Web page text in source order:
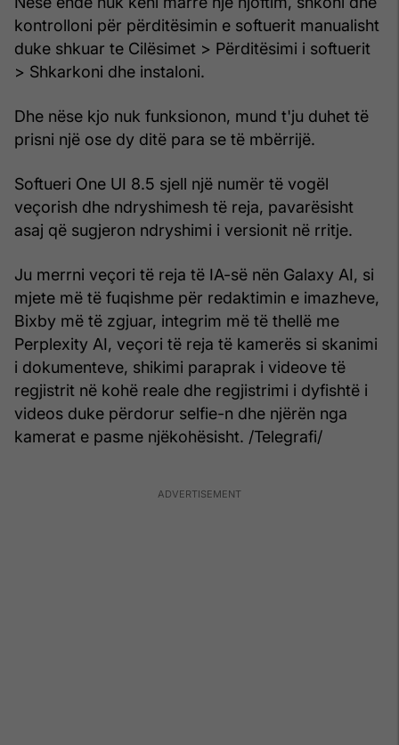
kontrolloni për përditësimin e softuerit manualisht
duke shkuar te Cilësimet > Përditësimi i softuerit
> Shkarkoni dhe instaloni.
Dhe nëse kjo nuk funksionon, mund t'ju duhet të
prisni një ose dy ditë para se të mbërrijë.
Softueri One UI 8.5 sjell një numër të vogël
veçorish dhe ndryshimesh të reja, pavarësisht
asaj që sugjeron ndryshimi i versionit në rritje.
Ju merrni veçori të reja të IA-së nën Galaxy AI, si
mjete më të fuqishme për redaktimin e imazheve,
Bixby më të zgjuar, integrim më të thellë me
Perplexity AI, veçori të reja të kamerës si skanimi
i dokumenteve, shikimi paraprak i videove të
regjistrit në kohë reale dhe regjistrimi i dyfishtë i
videos duke përdorur selfie-n dhe njërën nga
kamerat e pasme njëkohësisht. /Telegrafi/